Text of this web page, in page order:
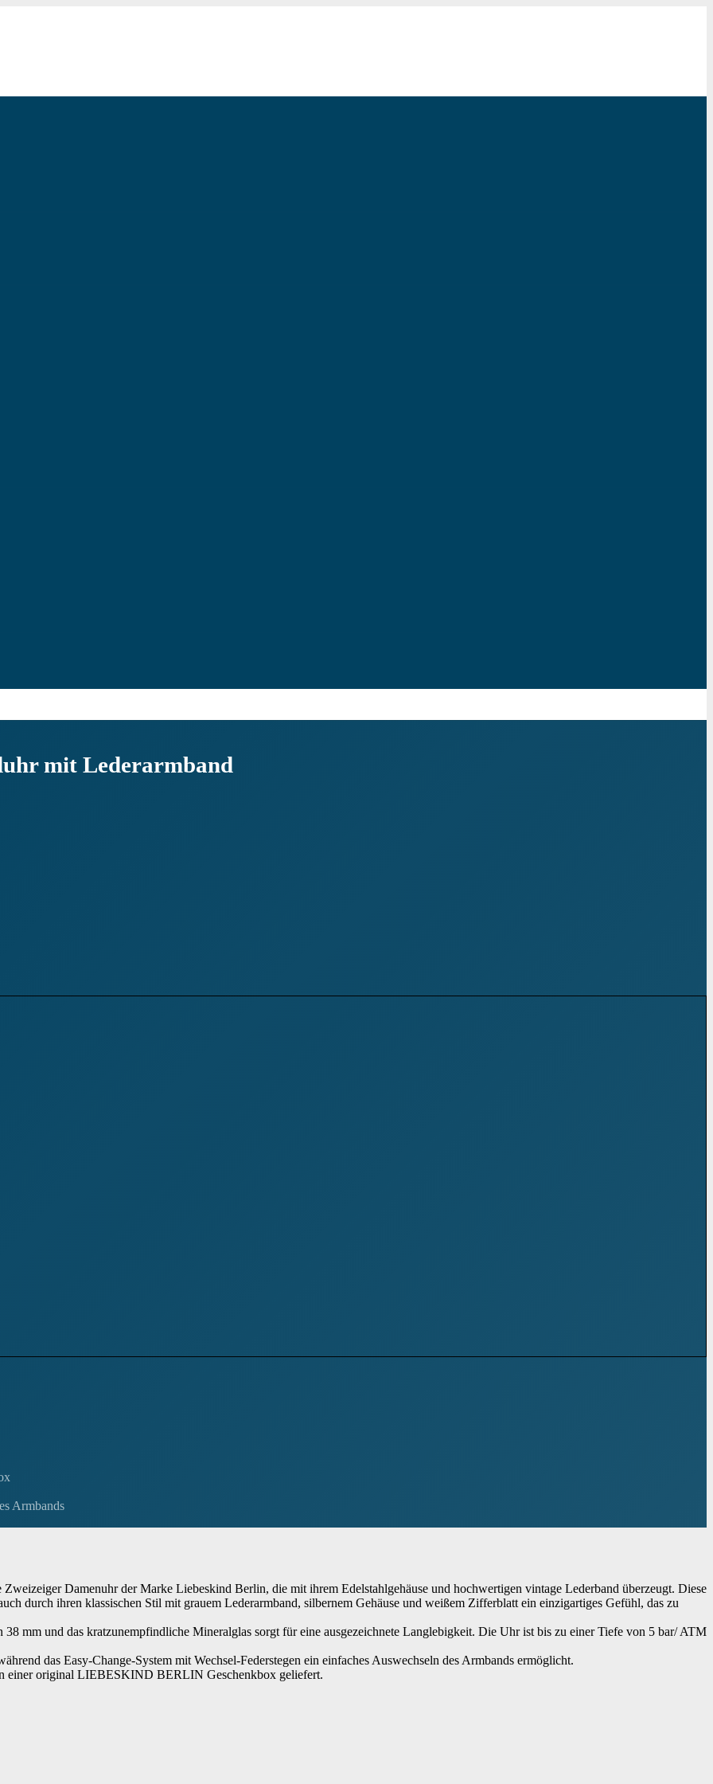
mit Lederarmband
Armbands
Damenuhr der Marke Liebeskind Berlin, die mit ihrem Edelstahlgehäuse und hochwertigen vintage Lederband überzeugt. Diese
durch ihren klassischen Stil mit grauem Lederarmband, silbernem Gehäuse und weißem Zifferblatt ein einzigartiges Gefühl, das zu
mm und das kratzunempfindliche Mineralglas sorgt für eine ausgezeichnete Langlebigkeit. Die Uhr ist bis zu einer Tiefe von 5 bar/ ATM
das Easy-Change-System mit Wechsel-Federstegen ein einfaches Auswechseln des Armbands ermöglicht.
einer original LIEBESKIND BERLIN Geschenkbox geliefert.